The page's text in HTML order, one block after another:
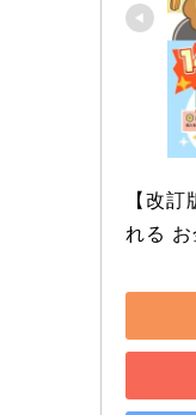
【改
れる